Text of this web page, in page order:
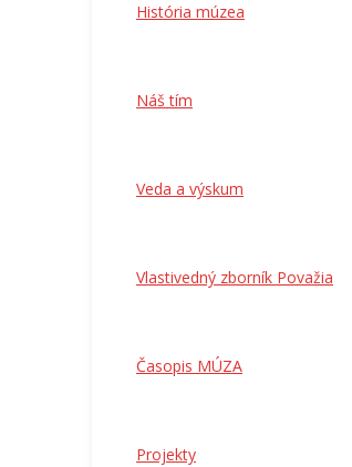
História múzea
Náš tím
Veda a výskum
Vlastivedný zborník Považia
Časopis MÚZA
Projekty